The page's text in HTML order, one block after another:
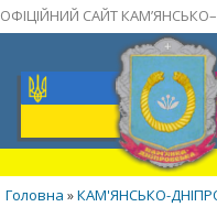
ОФІЦІЙНИЙ САЙТ
Головна »КАМ'ЯНСЬКО-